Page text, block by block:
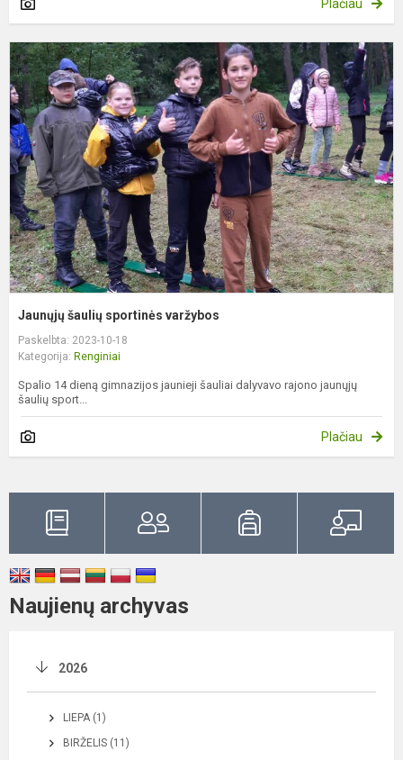
Plačiau
Jaunųjų šaulių sportinės varžybos
Paskelbta: 2023-10-18
Kategorija: Renginiai
Spalio 14 dieną gimnazijos jaunieji šauliai dalyvavo rajono jaunųjų
šaulių sport...
Plačiau
Naujienų archyvas
2026
LIEPA (1)
BIRŽELIS (11)